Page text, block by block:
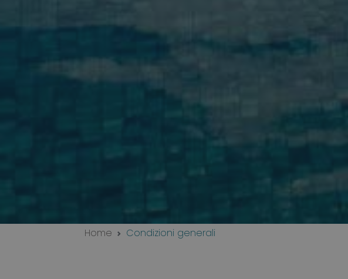
Home Condizioni generali